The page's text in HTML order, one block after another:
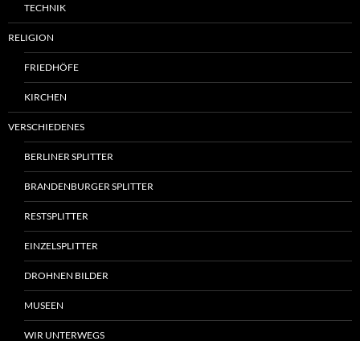
TECHNIK
RELIGION
FRIEDHÖFE
KIRCHEN
VERSCHIEDENES
BERLINER SPLITTER
BRANDENBURGER SPLITTER
RESTSPLITTER
EINZELSPLITTER
DROHNEN BILDER
MUSEEN
WIR UNTERWEGS